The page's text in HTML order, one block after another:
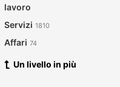
lavoro
Servizi 1810
Affari 74
Un livello in più